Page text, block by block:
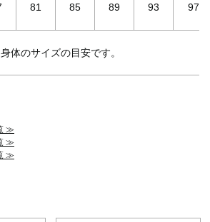
81
85
89
93
97
体のサイズの目安です。
≫
≫
≫